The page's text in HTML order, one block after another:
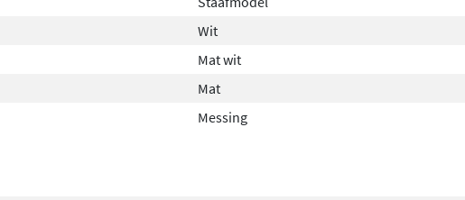
Wit
Mat wit
Mat
Messing